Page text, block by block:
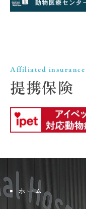
Affiliated insurance
提携保険
ホーム